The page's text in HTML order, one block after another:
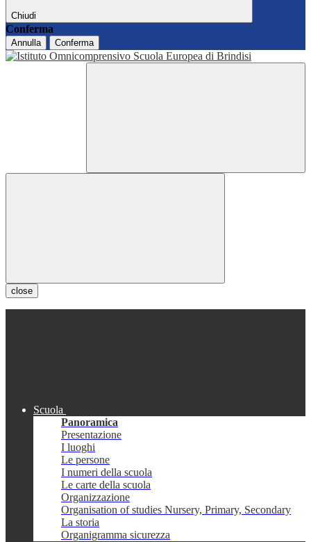
Chiudi
Conferma
Annulla Conferma
close
Scuola
Panoramica
Presentazione
I luoghi
Le persone
I numeri della scuola
Le carte della scuola
Organizzazione
Organisation of studies Nursery, Primary, Secondary
La storia
Organigramma sicurezza